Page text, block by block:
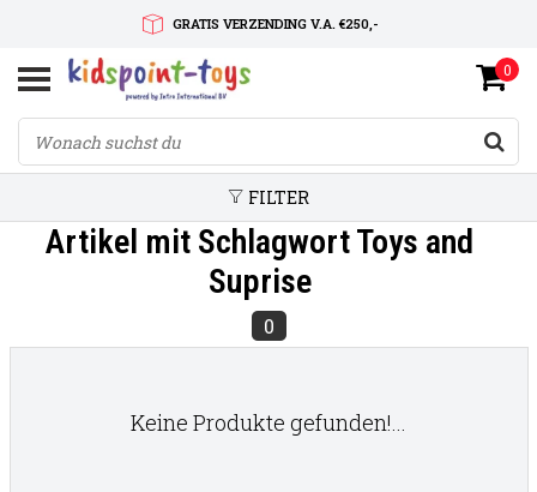
GRATIS VERZENDING V.A. €250,-
SNELLE LEVERTIJD
SERVICE OP MAAT
0
FILTER
Artikel mit Schlagwort Toys and
Suprise
0
Keine Produkte gefunden!...